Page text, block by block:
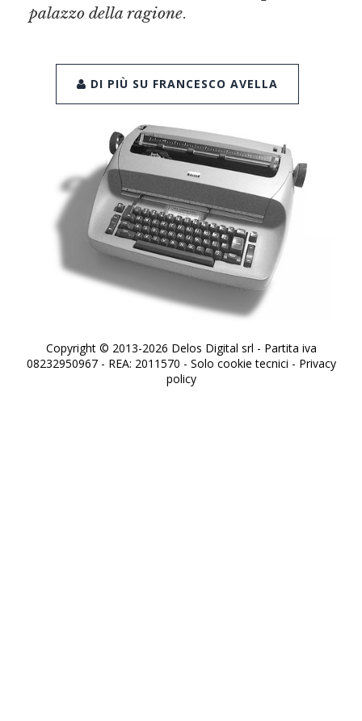
palazzo della ragione.
DI PIÙ SU FRANCESCO AVELLA
Copyright © 2013-2026 Delos Digital srl - Partita iva
08232950967 - REA: 2011570 - Solo cookie tecnici - Privacy
policy